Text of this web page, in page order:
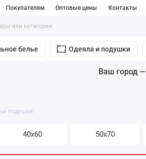
Покупателям Оптовые цены Контакты
белье Одеяла и подушки
Ваш город —
подушки
40х60 50х70